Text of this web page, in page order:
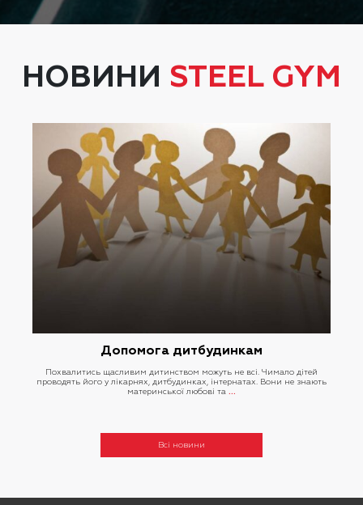
НОВИНИ STEEL GYM
Допомога дитбудинкам
Похвалитись щасливим дитинством можуть не всі. Чимало дітей
проводять його у лікарнях, дитбудинках, інтернатах. Вони не знають
материнської любові та …
Всі новини